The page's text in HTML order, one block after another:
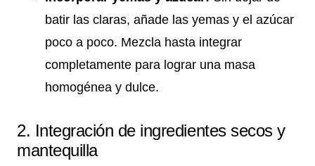
batir las claras, añade las yemas y el azúcar
poco a poco. Mezcla hasta integrar
completamente para lograr una masa
homogénea y dulce.
2. Integración de ingredientes secos y
mantequilla